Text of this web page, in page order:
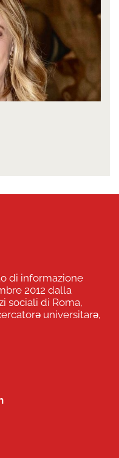
di informazione
2012 dalla
sociali di Roma,
universitarə,